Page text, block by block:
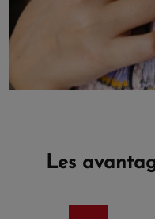
Les